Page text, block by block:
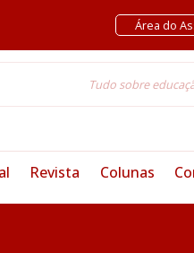
Área do
Revista Colunas